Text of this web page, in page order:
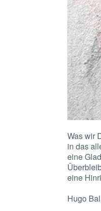
Was wir
in das
eine
eine
Hugo